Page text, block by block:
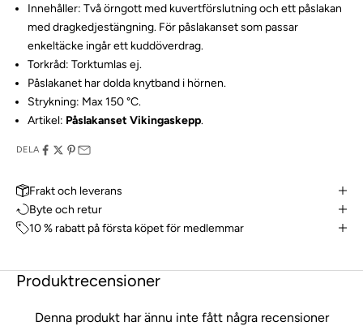
Innehåller: Två örngott med kuvertförslutning och ett påslakan
med dragkedjestängning. För påslakanset som passar
enkeltäcke ingår ett kuddöverdrag.
Torkråd: Torktumlas ej.
Påslakanet har dolda knytband i hörnen.
Strykning: Max 150 °C.
Artikel: Påslakanset Vikingaskepp.
DELA
Frakt och leverans
Byte och retur
10 % rabatt på första köpet för medlemmar
Produktrecensioner
Denna produkt har ännu inte fått några recensioner